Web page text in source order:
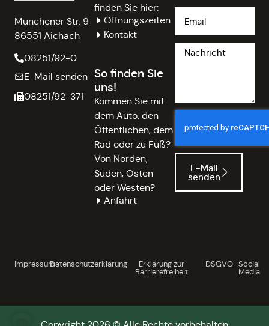
Münchener Str. 9
86551 Aichach
08251/92-0
E-Mail senden
08251/92-371
finden Sie hier:
Öffnungszeiten
Kontakt
So finden Sie
uns!
Kommen Sie mit
dem Auto, den
Öffentlichen, dem
Rad oder zu Fuß?
Von Norden,
Süden, Osten
oder Westen?
Anfahrt
E-Mail
senden
ImpressumDatenschutzerklärung Erklärung zur
Barrierefreiheit
DSGVO Social
Media